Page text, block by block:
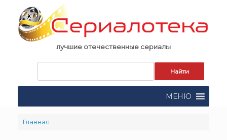
content
лучшие отечественные сериалы
поиска:
МЕНЮ
Главная